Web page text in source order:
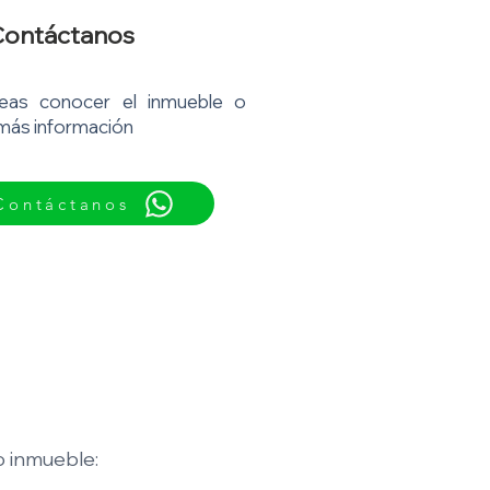
conocer el inmueble o
información
inmueble: